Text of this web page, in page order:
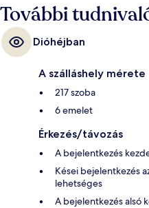
tömegközlekedés: Egyetem
További
Dióhéjban
A szálláshely mérete
217 szoba
6 emelet
Érkezés/távozás
A bejelentkezés
Kései bejelentkezés
lehetséges
A bejelentkezés alsó